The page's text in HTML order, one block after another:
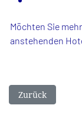
Möchten Sie
anstehenden
Vorheriger
Zurück